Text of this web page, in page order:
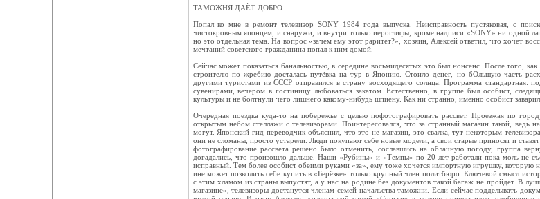
ТАМОЖНЯ ДАЁТ ДОБРО
Попал ко мне в ремонт телевизор SONY 1984 года выпуска. Неисправность пустяковая, с
чистокровным японцем, и снаружи, и внутри только иероглифы, кроме надписи «SONY» ни одной
но это отдельная тема. На вопрос «зачем ему этот раритет?», хозяин, Алексей ответил, что хочет
мечтаний советского гражданина попал к ним домой.
Сейчас может показаться банальностью, в середине восьмидесятых это был нонсенс. После того,
строителю по жребию досталась путёвка на тур в Японию. Стоило денег, но бОльшую часть
другими туристами из СССР отправился в страну восходящего солнца. Программа стандартная:
сувенирами, вечером в гостиницу любоваться закатом. Естественно, в группе был особист,
культуры и не болтнули чего лишнего какому-нибудь шпиёну. Как ни странно, именно особист
Очередная поездка куда-то на побережье с целью пофотографировать рассвет. Проезжая по
открытым небом стеллажи с телевизорами. Поинтересовался, что за странный магазин такой, ведь
могут. Японский гид-переводчик объяснил, что это не магазин, это свалка, тут некоторым
они не сломаны, просто устарели. Люди покупают себе новые модели, а свои старые приносят и
фотографирование рассвета решено было отменить, сославшись на облачную погоду, группа
догадались, что произошло дальше. Наши «Рубины» и «Темпы» по 20 лет работали пока моль не
исправный. Тем более особист обеими руками «за», ему тоже хочется импортную игрушку, которую
ине может позволить себе купить в «Берёзке» только крупный член политбюро. Ключевой смысл
с этим хламом из страны выпустят, а у нас на родине без документов такой багаж не пройдёт. В
магазине», телевизоры достанутся членам семей начальства таможни. Если сейчас подделывать